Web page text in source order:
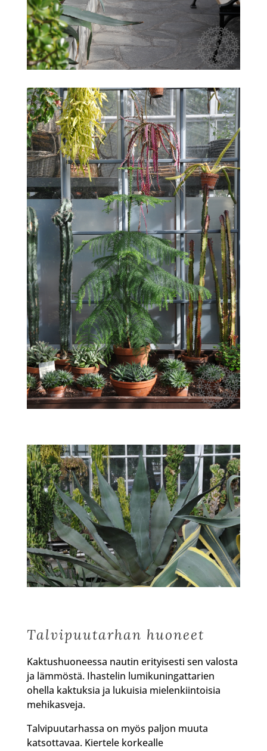
Talvipuutarhan huoneet
Kaktushuoneessa nautin erityisesti sen valosta
ja lämmöstä. Ihastelin lumikuningattarien
ohella kaktuksia ja lukuisia mielenkiintoisia
mehikasveja.
Talvipuutarhassa on myös paljon muuta
katsottavaa. Kiertele korkealle